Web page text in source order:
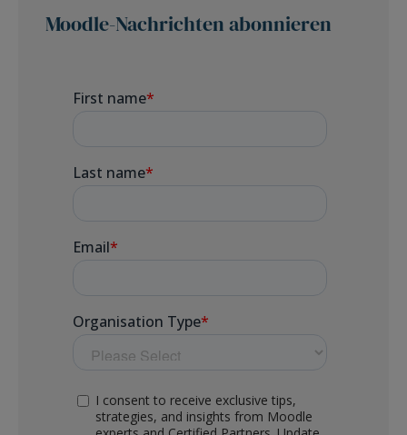
Moodle-Nachrichten abonnieren